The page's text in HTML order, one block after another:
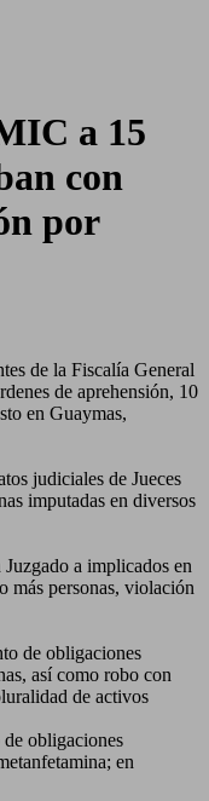
a 15
con
por
de la Fiscalía General
de aprehensión, 10
en Guaymas,
judiciales de Jueces
imputadas en diversos
a implicados en
más personas, violación
de obligaciones
así como robo con
de activos
obligaciones
en